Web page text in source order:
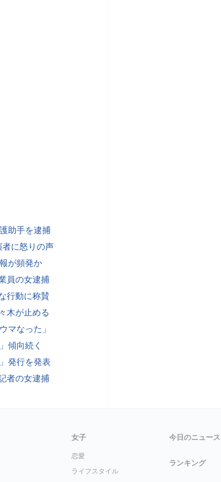
助手を逮捕
者に怒りの声
が頻発か
員の女逮捕
行動に称賛
木が止める
マなった」
傾向続く
発行を発表
者の女逮捕
女子
恋愛
ライフスタイル
今日のニュース
ランキング